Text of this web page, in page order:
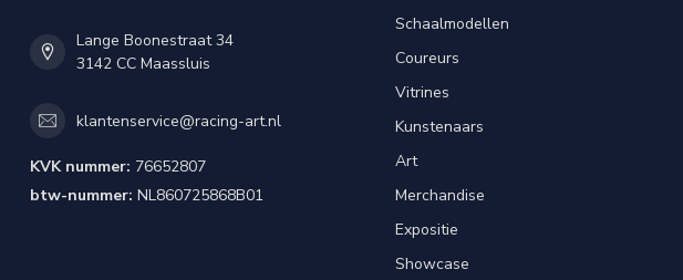
Lange Boonestraat 34
3142 CC Maassluis
klantenservice@racing-art.nl
KVK nummer: 76652807
btw-nummer: NL860725868B01
Schaalmodellen
Coureurs
Vitrines
Kunstenaars
Art
Merchandise
Expositie
Showcase